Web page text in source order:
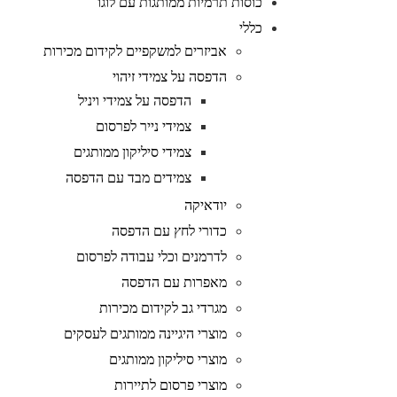
כללי
אביזרים למשקפיים לקידום מכירות
הדפסה על צמידי זיהוי
הדפסה על צמידי ויניל
צמידי נייר לפרסום
צמידי סיליקון ממותגים
צמידים מבד עם הדפסה
יודאיקה
כדורי לחץ עם הדפסה
לדרמנים וכלי עבודה לפרסום
מאפרות עם הדפסה
מגרדי גב לקידום מכירות
מוצרי היגיינה ממותגים לעסקים
מוצרי סיליקון ממותגים
מוצרי פרסום לתיירות